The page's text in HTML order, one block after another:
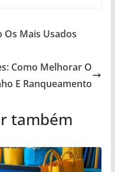
Os Mais Usados
Como Melhorar O
E Ranqueamento
também